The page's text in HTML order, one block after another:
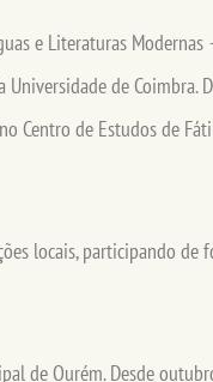
e Literaturas Modernas
Universidade de Coimbra.
Centro de Estudos de
locais, participando
de Ourém. Desde